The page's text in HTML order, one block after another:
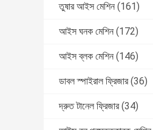
তুষার আইস মেশিন (161)
আইস ঘনক মেশিন (172)
আইস ব্লক মেশিন (146)
ডাবল স্পাইরাল ফ্রিজার (36)
দ্রুত টানেল ফ্রিজার (34)